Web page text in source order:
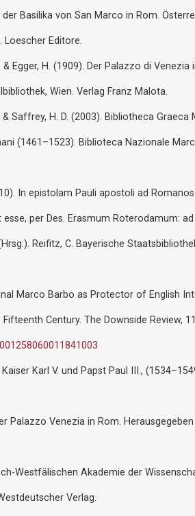
Basilika von San Marco in Rom.
Loescher Editore.
& Egger, H. (1909). Der Palazzo di Venezia
Wien. Verlag Franz Malota.
& Saffrey, H. D. (2003). Bibliotheca Graeca
(1461–1523). Biblioteca Nazionale
In epistolam Pauli apostoli ad
per Des. Erasmum Roterodamum:
Reifitz, C. Bayerische
Marco Barbo as Protector of English
Century. The Downside Review,
Kaiser Karl V. und Papst Paul III.,
Palazzo Venezia in Rom.
Westfälischen Akademie der
Verlag.